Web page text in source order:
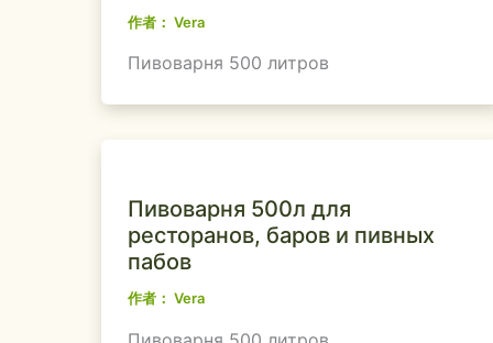
作者： Vera
Пивоварня 500 литров
Пивоварня 500л для
ресторанов, баров и пивных
пабов
作者： Vera